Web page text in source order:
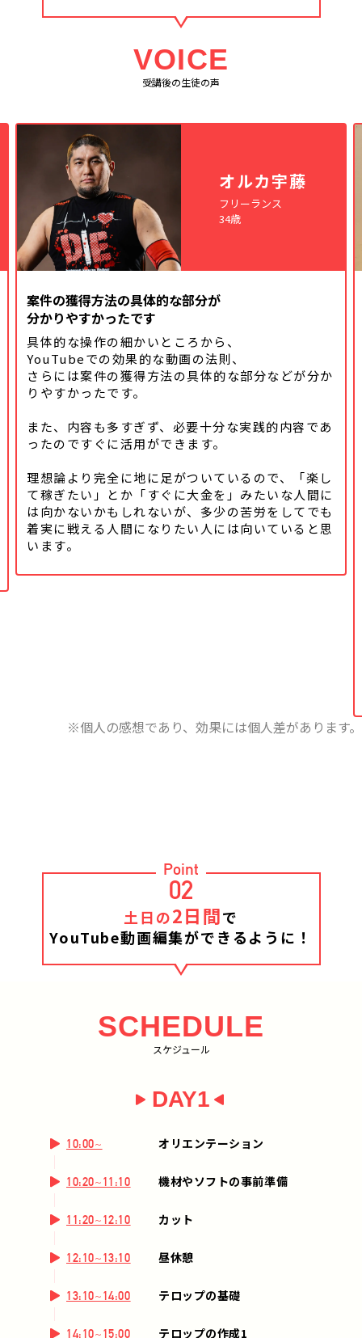
VOICE
受講後の生徒の声
オルカ宇藤
フリーランス
34歳
案件の獲得方法の具体的な部分が
分かりやすかったです
具体的な操作の細かいところから、
YouTubeでの効果的な動画の法則、
さらには案件の獲得方法の具体的な部分などが分か
りやすかったです。
また、内容も多すぎず、必要十分な実践的内容であ
ったのですぐに活用ができます。
理想論より完全に地に足がついているので、「楽し
て稼ぎたい」とか「すぐに大金を」みたいな人間に
は向かないかもしれないが、多少の苦労をしてでも
着実に戦える人間になりたい人には向いていると思
います。
※個人の感想であり、効果には個人差があります。
Point
02
土日の2日間で
YouTube動画編集ができるように！
SCHEDULE
スケジュール
DAY1
10:00~ オリエンテーション
10:20~11:10 機材やソフトの事前準備
11:20~12:10 カット
12:10~13:10 昼休憩
13:10~14:00 テロップの基礎
14:10~15:00 テロップの作成1